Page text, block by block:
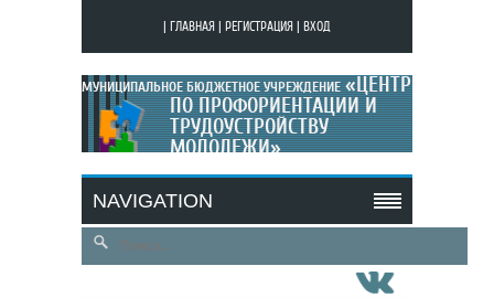
ГЛАВНАЯ РЕГИСТРАЦИЯ ВХОД
МУНИЦИПАЛЬНОЕ БЮДЖЕТНОЕ УЧРЕЖДЕНИЕ «ЦЕНТР
ПО ПРОФОРИЕНТАЦИИ И
ТРУДОУСТРОЙСТВУ
МОЛОДЕЖИ»
NAVIGATION